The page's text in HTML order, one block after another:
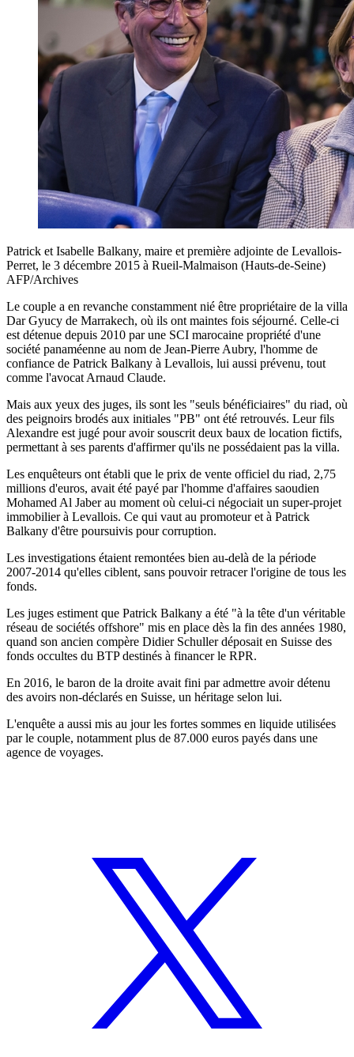
Patrick et Isabelle Balkany, maire et première adjointe de Levallois-
Perret, le 3 décembre 2015 à Rueil-Malmaison (Hauts-de-Seine)
AFP/Archives
Le couple a en revanche constamment nié être propriétaire de la villa
Dar Gyucy de Marrakech, où ils ont maintes fois séjourné. Celle-ci
est détenue depuis 2010 par une SCI marocaine propriété d'une
société panaméenne au nom de Jean-Pierre Aubry, l'homme de
confiance de Patrick Balkany à Levallois, lui aussi prévenu, tout
comme l'avocat Arnaud Claude.
Mais aux yeux des juges, ils sont les "seuls bénéficiaires" du riad, où
des peignoirs brodés aux initiales "PB" ont été retrouvés. Leur fils
Alexandre est jugé pour avoir souscrit deux baux de location fictifs,
permettant à ses parents d'affirmer qu'ils ne possédaient pas la villa.
Les enquêteurs ont établi que le prix de vente officiel du riad, 2,75
millions d'euros, avait été payé par l'homme d'affaires saoudien
Mohamed Al Jaber au moment où celui-ci négociait un super-projet
immobilier à Levallois. Ce qui vaut au promoteur et à Patrick
Balkany d'être poursuivis pour corruption.
Les investigations étaient remontées bien au-delà de la période
2007-2014 qu'elles ciblent, sans pouvoir retracer l'origine de tous les
fonds.
Les juges estiment que Patrick Balkany a été "à la tête d'un véritable
réseau de sociétés offshore" mis en place dès la fin des années 1980,
quand son ancien compère Didier Schuller déposait en Suisse des
fonds occultes du BTP destinés à financer le RPR.
En 2016, le baron de la droite avait fini par admettre avoir détenu
des avoirs non-déclarés en Suisse, un héritage selon lui.
L'enquête a aussi mis au jour les fortes sommes en liquide utilisées
par le couple, notamment plus de 87.000 euros payés dans une
agence de voyages.